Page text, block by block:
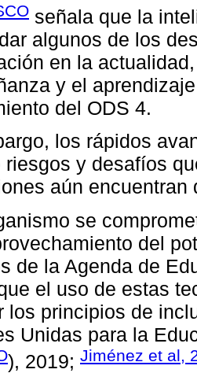
señala que la
algunos de los
en la
y el
del ODS 4.
los rápidos
riesgos y desafíos
aún encuentran
se
del
de la Agenda de
el uso de estas
los principios de
Unidas para la
), 2019; Jiménez et al,